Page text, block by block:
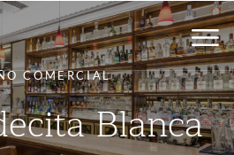
COMERCIAL
Blanca